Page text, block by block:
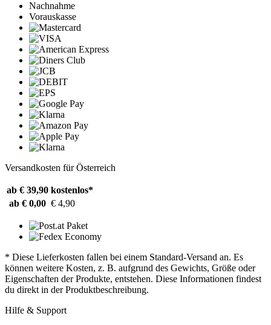
Nachnahme
Vorauskasse
Versandkosten für Österreich
ab € 39,90 kostenlos*
ab € 0,00 € 4,90
* Diese Lieferkosten fallen bei einem Standard-Versand an. Es
können weitere Kosten, z. B. aufgrund des Gewichts, Größe oder
Eigenschaften der Produkte, entstehen. Diese Informationen findest
du direkt in der Produktbeschreibung.
Hilfe & Support